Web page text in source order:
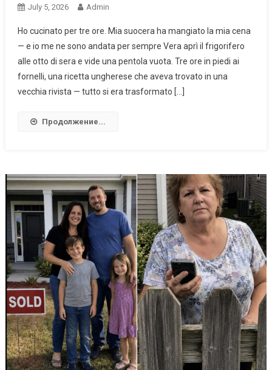
July 5, 2026 Admin
Ho cucinato per tre ore. Mia suocera ha mangiato la mia cena
— e io me ne sono andata per sempre Vera aprì il frigorifero
alle otto di sera e vide una pentola vuota. Tre ore in piedi ai
fornelli, una ricetta ungherese che aveva trovato in una
vecchia rivista — tutto si era trasformato […]
Продолжение...